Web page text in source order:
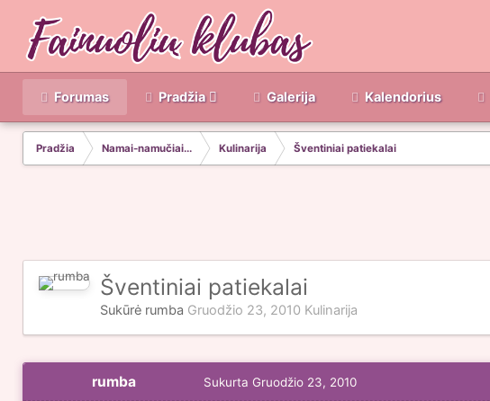
Forumas Pradžia Galerija Kalendorius
Pradžia Namai-namučiai... Kulinarija Šventiniai patiekalai
Šventiniai patiekalai
Sukūrė rumba Gruodžio 23, 2010 Kulinarija
rumba Sukurta Gruodžio 23, 2010